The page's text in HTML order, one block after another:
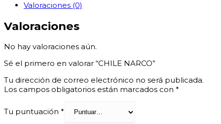
Valoraciones (0)
Valoraciones
No hay valoraciones aún.
Sé el primero en valorar “CHILE NARCO”
Tu dirección de correo electrónico no será publicada.
Los campos obligatorios están marcados con *
Tu puntuación *